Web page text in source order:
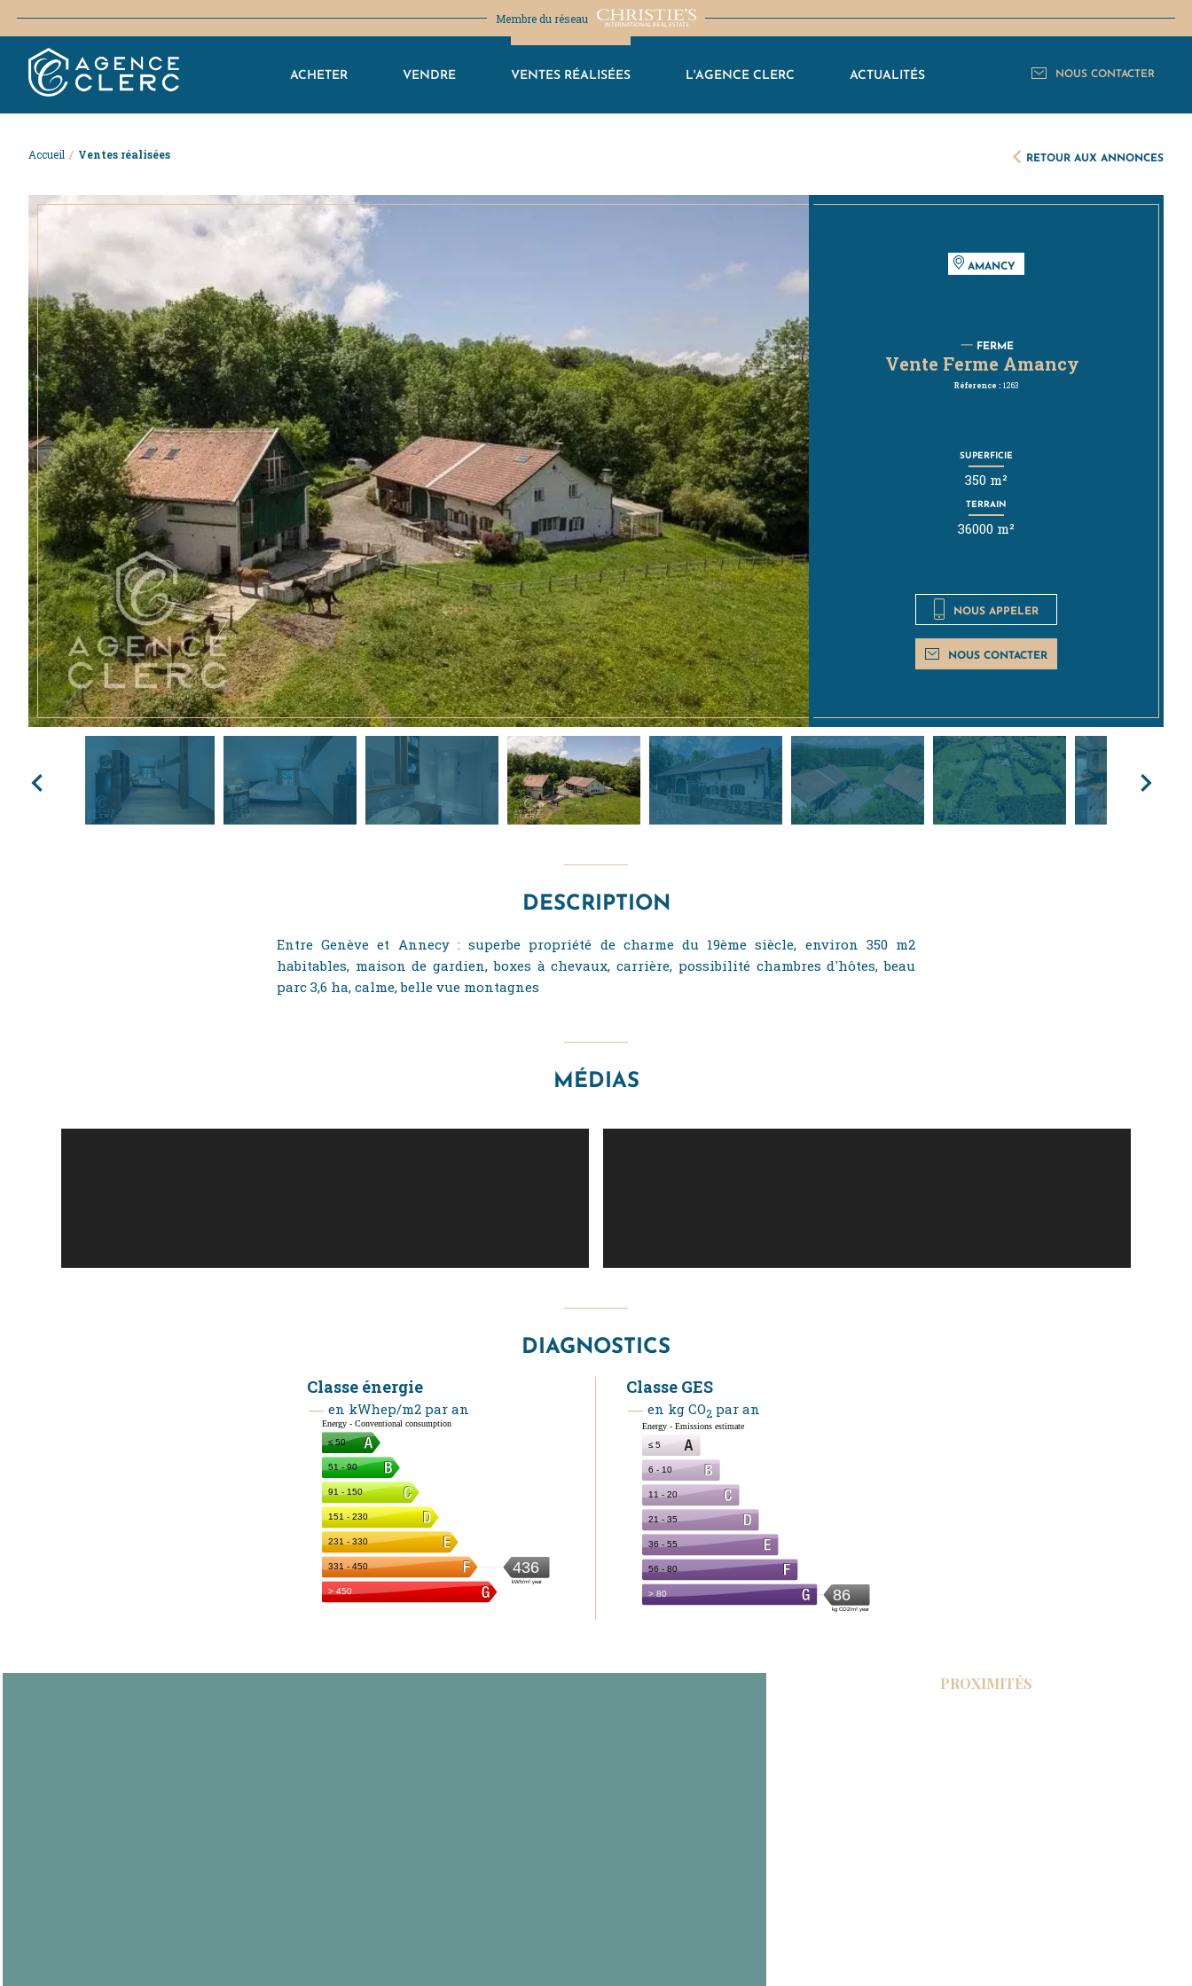
Membre du réseau
ACHETER VENDRE VENTES RÉALISÉES L'AGENCE CLERC ACTUALITÉS NOUS CONTACTER
Accueil / Ventes réalisées RETOUR AUX ANNONCES
AMANCY
FERME
Vente Ferme Amancy
Réference : 1263
SUPERFICIE
350 m²
TERRAIN
36000 m²
NOUS APPELER
NOUS CONTACTER
DESCRIPTION
Entre Genève et Annecy : superbe propriété de charme du 19ème siècle, environ 350 m2
habitables, maison de gardien, boxes à chevaux, carrière, possibilité chambres d'hôtes, beau
parc 3,6 ha, calme, belle vue montagnes
MÉDIAS
DIAGNOSTICS
Classe énergie
en kWhep/m2 par an
Classe GES
en kg CO2 par an
PROXIMITÉS